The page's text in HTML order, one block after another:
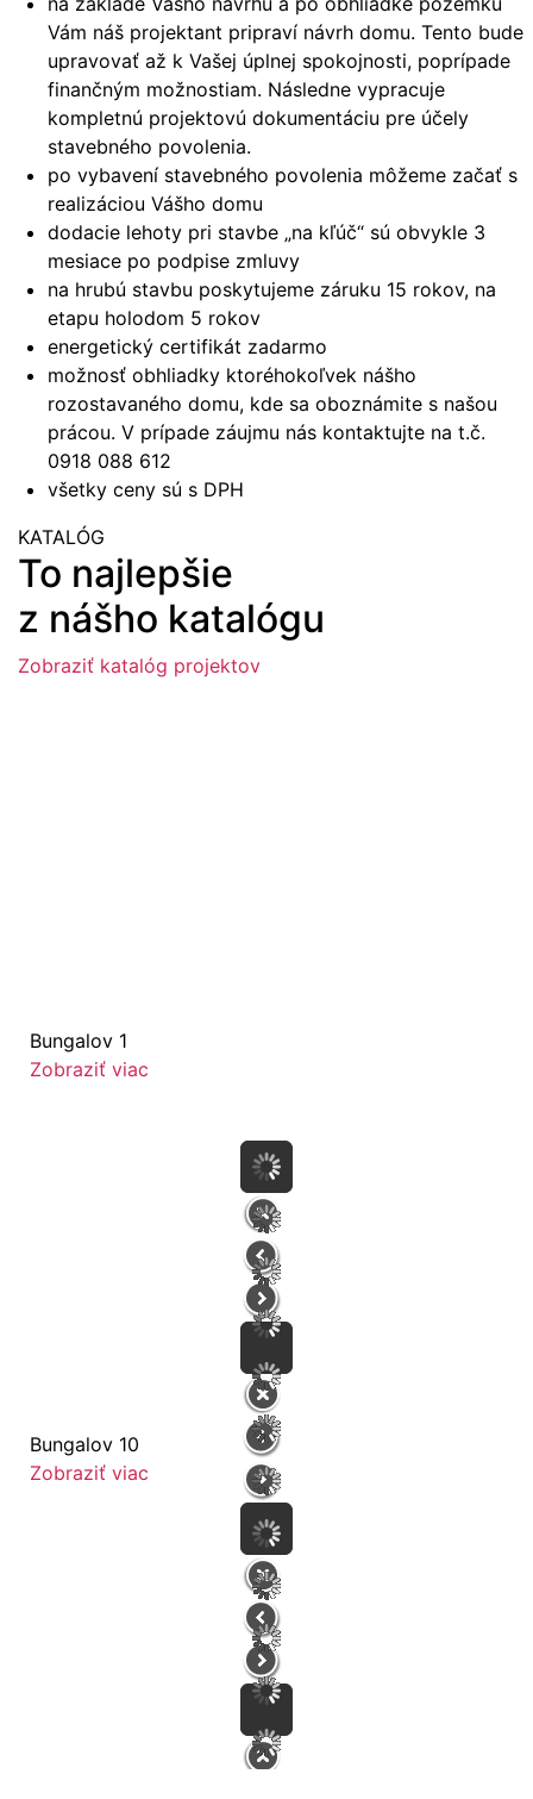
Vám náš projektant pripraví návrh domu. Tento bude
upravovať až k Vašej úplnej spokojnosti, poprípade
finančným možnostiam. Následne vypracuje
kompletnú projektovú dokumentáciu pre účely
stavebného povolenia.
po vybavení stavebného povolenia môžeme začať s
realizáciou Vášho domu
dodacie lehoty pri stavbe „na kľúč“ sú obvykle 3
mesiace po podpise zmluvy
na hrubú stavbu poskytujeme záruku 15 rokov, na
etapu holodom 5 rokov
energetický certifikát zadarmo
možnosť obhliadky ktoréhokoľvek nášho
rozostavaného domu, kde sa oboznámite s našou
prácou. V prípade záujmu nás kontaktujte na t.č.
0918 088 612
všetky ceny sú s DPH
KATALÓG
To najlepšie
z nášho katalógu
Zobraziť katalóg projektov
Bungalov 1
Zobraziť viac
Bungalov 10
Zobraziť viac